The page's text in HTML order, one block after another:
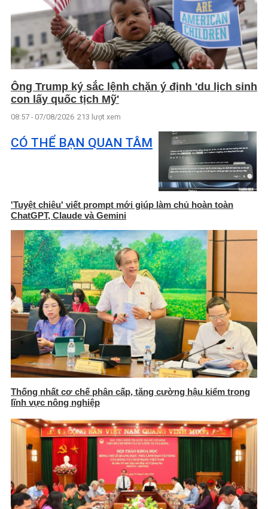
Ông Trump ký sắc lệnh chặn ý định 'du lịch sinh
con lấy quốc tịch Mỹ'
08:57 - 07/08/2026 213 lượt xem
CÓ THỂ BẠN QUAN TÂM
'Tuyệt chiêu' viết prompt mới giúp làm chủ hoàn toàn
ChatGPT, Claude và Gemini
Thống nhất cơ chế phân cấp, tăng cường hậu kiểm trong
lĩnh vực nông nghiệp